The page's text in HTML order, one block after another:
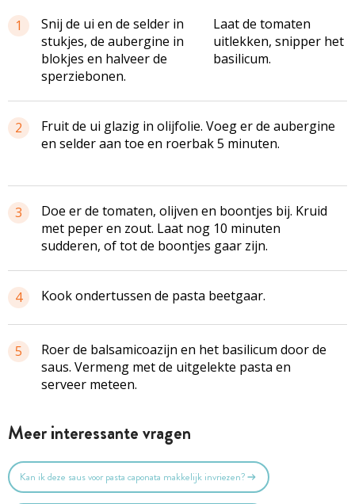
1
Snij de ui en de selder in
stukjes, de aubergine in
blokjes en halveer de
sperziebonen.
Laat de tomaten
uitlekken, snipper het
basilicum.
2
Fruit de ui glazig in olijfolie. Voeg er de aubergine
en selder aan toe en roerbak 5 minuten.
3
Doe er de tomaten, olijven en boontjes bij. Kruid
met peper en zout. Laat nog 10 minuten
sudderen, of tot de boontjes gaar zijn.
4 Kook ondertussen de pasta beetgaar.
5
Roer de balsamicoazijn en het basilicum door de
saus. Vermeng met de uitgelekte pasta en
serveer meteen.
Meer interessante vragen
Kan ik deze saus voor pasta caponata makkelijk invriezen?